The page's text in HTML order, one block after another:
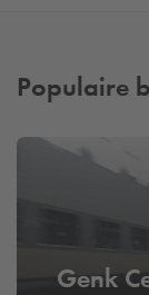
Populaire
Genk